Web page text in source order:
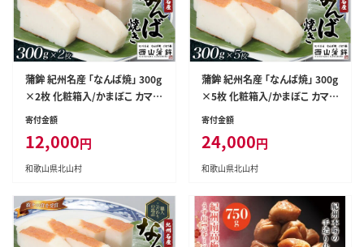
蒲鉾 紀州名産 「なんば焼」 300g
×2枚 化粧箱入/かまぼこ カマボ
コ 練物 ギフト 贈り物 初節句 内
日 お中元 敬老の日 おつまみ 惣
菜【nym100】
寄付金額
12,000円
和歌山県北山村
蒲鉾 紀州名産 「なんば焼」 300g
×5枚 化粧箱入/かまぼこ カマボ
コ 練物 ギフト 贈り物 初節句 内
日 お中元 敬老の日 おつまみ 惣
菜【nym103】
寄付金額
24,000円
和歌山県北山村